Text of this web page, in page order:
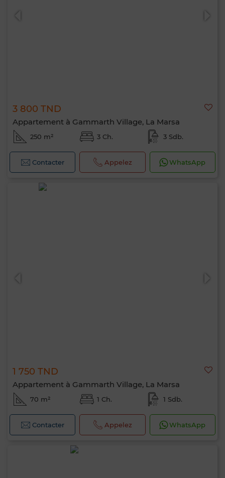
3 800 TND
Appartement à Gammarth Village, La Marsa
250 m² 3 Ch. 3 Sdb.
Contacter Appelez WhatsApp
1 750 TND
Appartement à Gammarth Village, La Marsa
70 m² 1 Ch. 1 Sdb.
Contacter Appelez WhatsApp